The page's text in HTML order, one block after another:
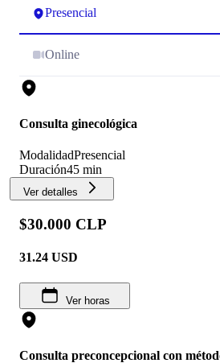
Presencial
Online
Consulta ginecológica
ModalidadPresencial
Duración45 min
Ver detalles
$30.000 CLP
31.24 USD
Ver horas
Consulta preconcepcional con